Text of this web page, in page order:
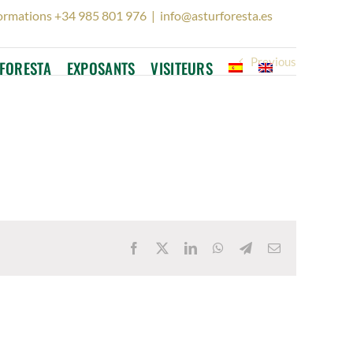
+34 985 801 976 | info@asturforesta.es
EXPOSANTS VISITEURS Previous
Facebook LinkedInWhatsApp
TelegramEmail